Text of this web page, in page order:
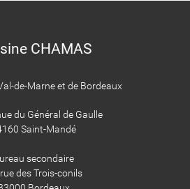
CHAMAS
de-Marne et de Bordeaux
du Général de Gaulle
Saint-Mandé
secondaire
des Trois-conils